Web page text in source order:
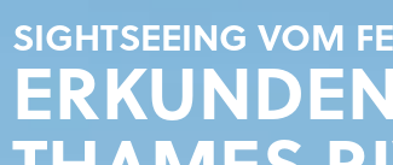
SIGHTSEEING VOM